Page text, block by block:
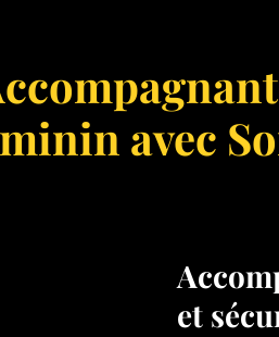
avec
et